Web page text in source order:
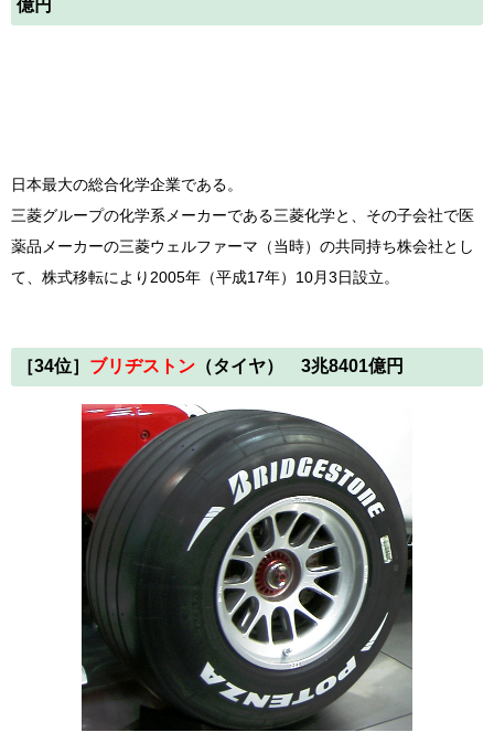
億円
日本最大の総合化学企業である。
三菱グループの化学系メーカーである三菱化学と、その子会社で医
薬品メーカーの三菱ウェルファーマ（当時）の共同持ち株会社とし
て、株式移転により2005年（平成17年）10月3日設立。
［34位］ ブリヂストン （タイヤ） 3兆8401億円